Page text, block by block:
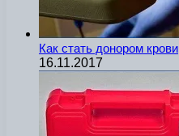
Как стать донором крови
16.11.2017